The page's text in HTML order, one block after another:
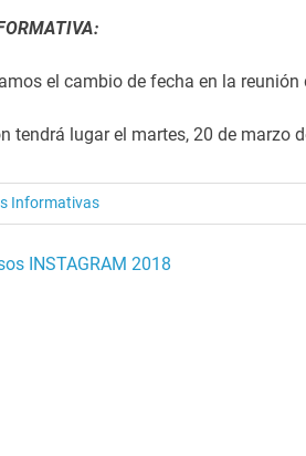
el cambio de fecha en la
tendrá lugar el martes, 20 de marzo
Informativas
INSTAGRAM 2018